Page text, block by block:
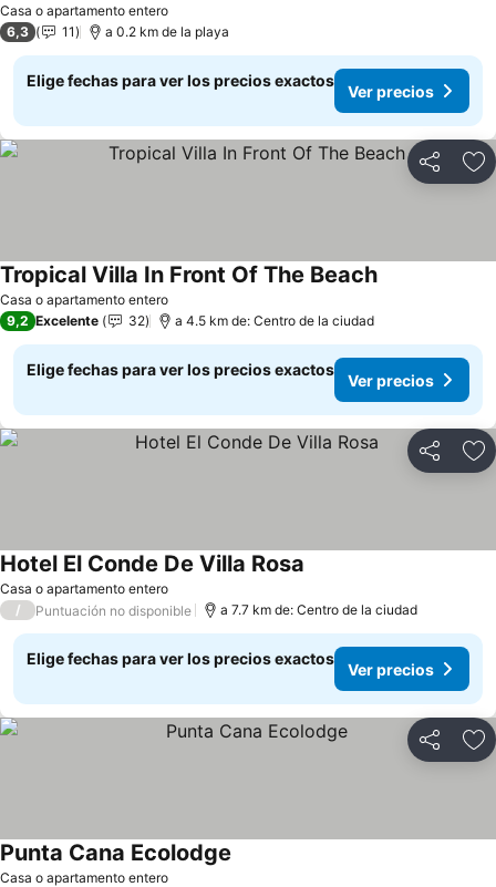
Casa o apartamento entero
6,3 11 a 0.2 km de la playa
Elige fechas para ver los precios exactos
Ver precios
Compartir
Casa o apartamento entero
Tropical Villa In Front Of The Beach
9,2 Excelente 32 a 4.5 km de: Centro de la ciudad
Elige fechas para ver los precios exactos
Ver precios
Compartir
Casa o apartamento entero
Hotel El Conde De Villa Rosa
/ Puntuación no disponible a 7.7 km de: Centro de la ciudad
Elige fechas para ver los precios exactos
Ver precios
Compartir
Casa o apartamento entero
Punta Cana Ecolodge